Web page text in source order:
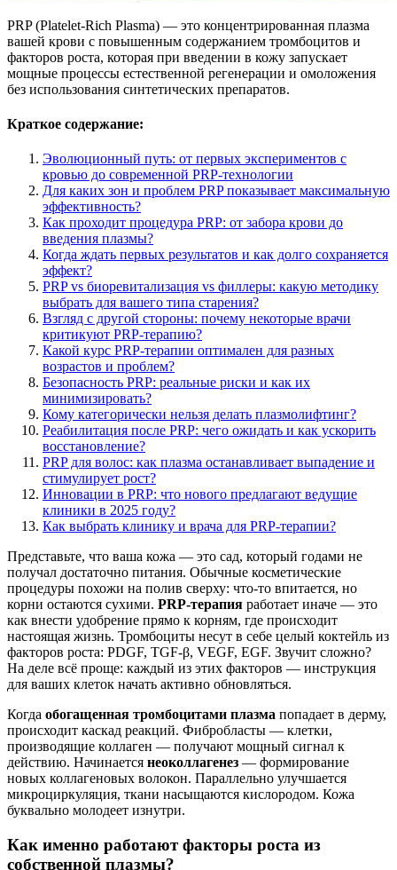
PRP (Platelet-Rich Plasma) — это концентрированная плазма
вашей крови с повышенным содержанием тромбоцитов и
факторов роста, которая при введении в кожу запускает
мощные процессы естественной регенерации и омоложения
без использования синтетических препаратов.
Краткое содержание:
Эволюционный путь: от первых экспериментов с
кровью до современной PRP-технологии
Для каких зон и проблем PRP показывает максимальную
эффективность?
Как проходит процедура PRP: от забора крови до
введения плазмы?
Когда ждать первых результатов и как долго сохраняется
эффект?
PRP vs биоревитализация vs филлеры: какую методику
выбрать для вашего типа старения?
Взгляд с другой стороны: почему некоторые врачи
критикуют PRP-терапию?
Какой курс PRP-терапии оптимален для разных
возрастов и проблем?
Безопасность PRP: реальные риски и как их
минимизировать?
Кому категорически нельзя делать плазмолифтинг?
Реабилитация после PRP: чего ожидать и как ускорить
восстановление?
PRP для волос: как плазма останавливает выпадение и
стимулирует рост?
Инновации в PRP: что нового предлагают ведущие
клиники в 2025 году?
Как выбрать клинику и врача для PRP-терапии?
Представьте, что ваша кожа — это сад, который годами не
получал достаточно питания. Обычные косметические
процедуры похожи на полив сверху: что-то впитается, но
корни остаются сухими. PRP-терапия работает иначе — это
как внести удобрение прямо к корням, где происходит
настоящая жизнь. Тромбоциты несут в себе целый коктейль из
факторов роста: PDGF, TGF-β, VEGF, EGF. Звучит сложно?
На деле всё проще: каждый из этих факторов — инструкция
для ваших клеток начать активно обновляться.
Когда обогащенная тромбоцитами плазма попадает в дерму,
происходит каскад реакций. Фибробласты — клетки,
производящие коллаген — получают мощный сигнал к
действию. Начинается неоколлагенез — формирование
новых коллагеновых волокон. Параллельно улучшается
микроциркуляция, ткани насыщаются кислородом. Кожа
буквально молодеет изнутри.
Как именно работают факторы роста из
собственной плазмы?